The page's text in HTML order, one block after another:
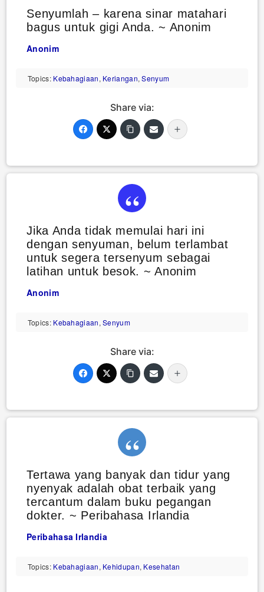
Senyumlah – karena sinar matahari
bagus untuk gigi Anda. ~ Anonim
Anonim
Topics: Kebahagiaan, Keriangan,Senyum
Share via:
Jika Anda tidak memulai hari ini
dengan senyuman, belum terlambat
untuk segera tersenyum sebagai
latihan untuk besok. ~ Anonim
Anonim
Topics: Kebahagiaan,Senyum
Share via:
Tertawa yang banyak dan tidur yang
nyenyak adalah obat terbaik yang
tercantum dalam buku pegangan
dokter. ~ Peribahasa Irlandia
Peribahasa Irlandia
Topics: Kebahagiaan, Kehidupan, Kesehatan